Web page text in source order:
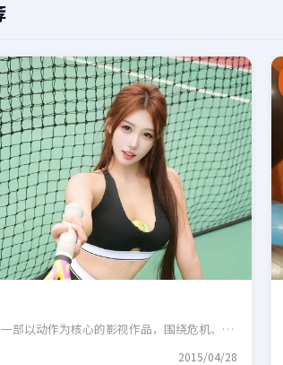
部以动作为核心的影视作品，围绕危机、反
2015/04/28